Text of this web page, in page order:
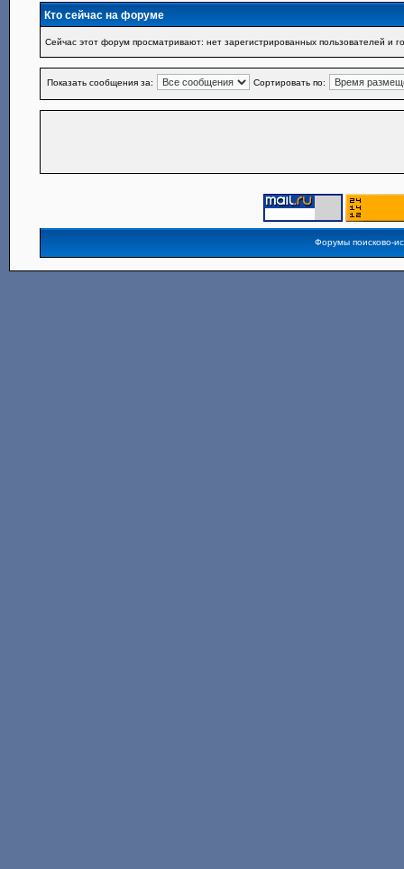
Кто сейчас на форуме
Сейчас этот форум просматривают: нет зарегистрированных пользователей и
Показать сообщения за: Сортировать по:
Форумы поисково-